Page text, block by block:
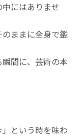
にはありませ
ままに全身で鑑
間に、芸術の本
という時を味わ